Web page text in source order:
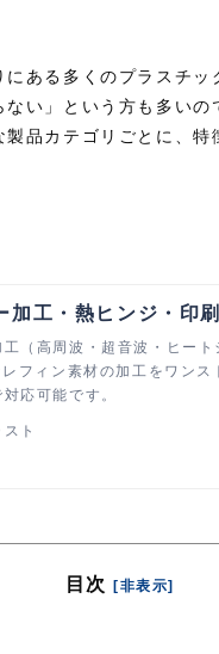
ある多くのプラスチ
い」という方も多い
品カテゴリごとに、
加工・熱ヒンジ・印
工（高周波・超音波・ヒー
フィン素材の加工をワンス
応可能です。
ト
目次 [非表示]